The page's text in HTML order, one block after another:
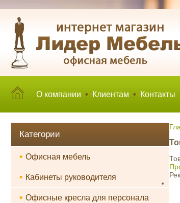
О компании • Клиентам • Контакты
Категории
• Офисная мебель
• Кабинеты руководителя
• Офисные кресла для персонала